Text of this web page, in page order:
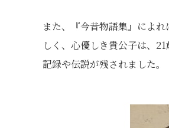
また、『今昔物語集』によ
しく、心優しき貴公子は、
記録や伝説が残されました。